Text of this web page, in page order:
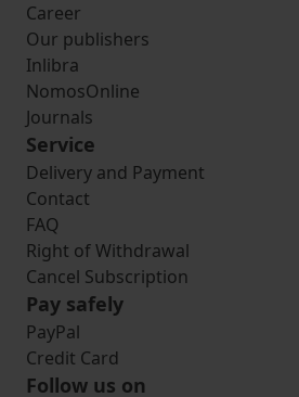
Career
Our publishers
Inlibra
NomosOnline
Journals
Service
Delivery and Payment
Contact
FAQ
Right of Withdrawal
Cancel Subscription
Pay safely
PayPal
Credit Card
Follow us on